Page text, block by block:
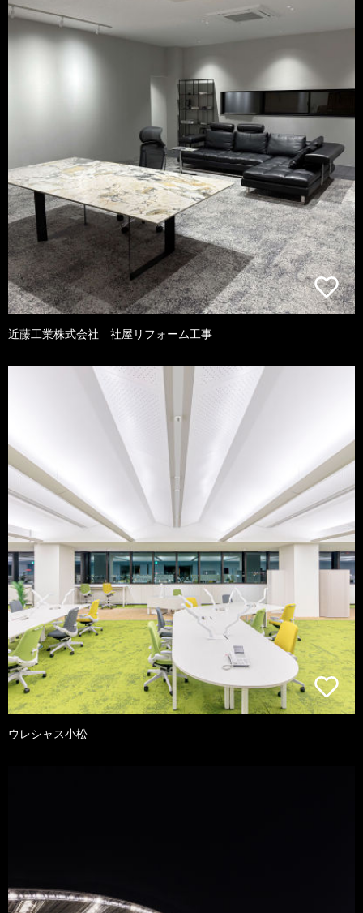
近藤工業株式会社 社屋リフォーム工事
ウレシャス小松